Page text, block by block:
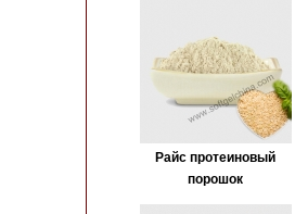
Райс протеиновый
порошок